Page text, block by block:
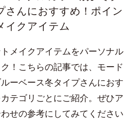
さんにおすすめ！ポイン
イクアイテム
メイクアイテムをパーソナル
！こちらの記事では、モード
ーベース冬タイプさんにおす
テゴリごとにご紹介。ぜひア
せの参考にしてみてください